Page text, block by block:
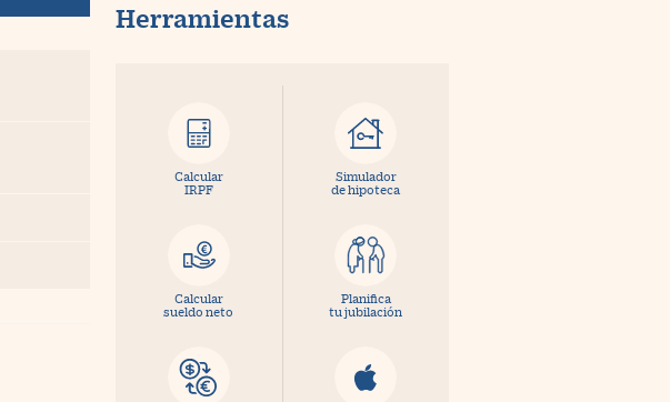
Herramientas
Calcular
IRPF
Simulador
de hipoteca
Calcular
sueldo neto
Planifica
tu jubilación